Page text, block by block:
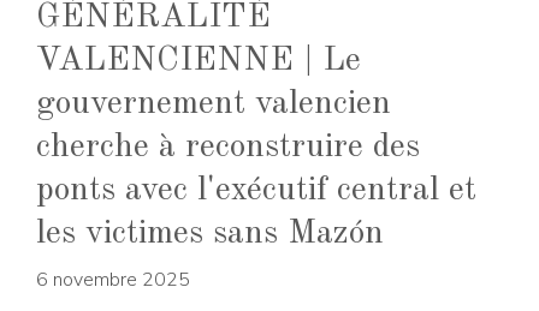
GÉNÉRALITÉ
VALENCIENNE | Le
gouvernement valencien
cherche à reconstruire des
ponts avec l'exécutif central et
les victimes sans Mazón
6 novembre 2025